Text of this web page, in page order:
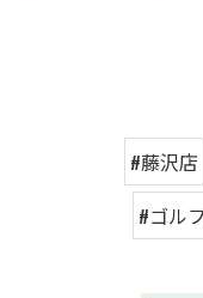
#藤沢店
#ゴル